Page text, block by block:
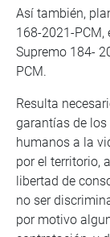
Así también,
168-2021-PCM,
Supremo 184-
PCM.
Resulta
garantías de los
humanos a la
por el territorio,
libertad de
no ser
por motivo